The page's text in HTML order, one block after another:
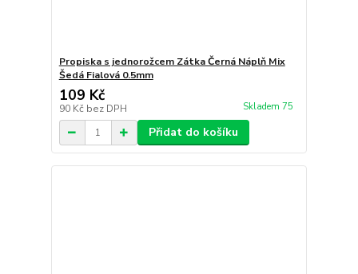
Propiska s jednorožcem Zátka Černá Náplň Mix
Šedá Fialová 0.5mm
109 Kč
90 Kč bez DPH Skladem 75
Přidat do košíku